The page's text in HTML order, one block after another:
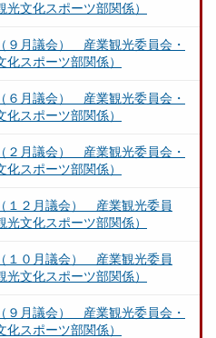
文化スポーツ部関係）
９月議会） 産業観光委員会・
スポーツ部関係）
６月議会） 産業観光委員会・
スポーツ部関係）
２月議会） 産業観光委員会・
スポーツ部関係）
１２月議会） 産業観光委員
文化スポーツ部関係）
１０月議会） 産業観光委員
文化スポーツ部関係）
９月議会） 産業観光委員会・
スポーツ部関係）